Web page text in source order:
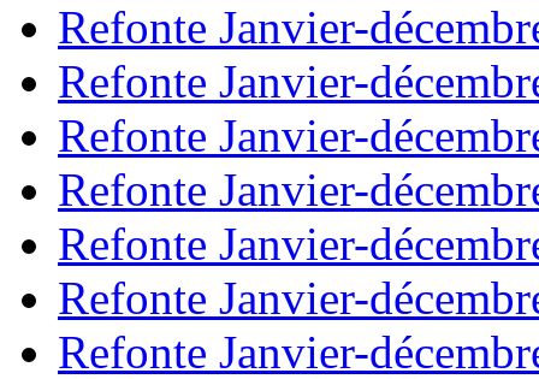
Refonte Janvier-
Refonte Janvier-
Refonte Janvier-
Refonte Janvier-
Refonte Janvier-
Refonte Janvier-
Refonte Janvier-